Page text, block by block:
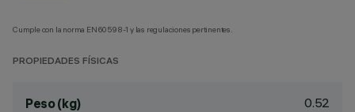
Cumple con la norma EN60598-1 y las regulaciones pertinentes.
PROPIEDADES FÍSICAS
Peso (kg) 0.52